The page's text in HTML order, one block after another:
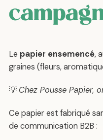
Le papier ensemencé,
graines (fleurs,
💡Chez Pousse Papier,
Ce papier est fabriqué
de communication B2B :